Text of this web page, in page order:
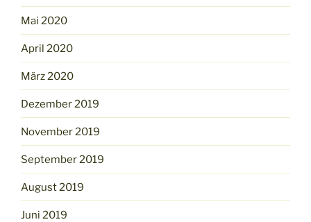
Mai 2020
April 2020
März 2020
Dezember 2019
November 2019
September 2019
August 2019
Juni 2019